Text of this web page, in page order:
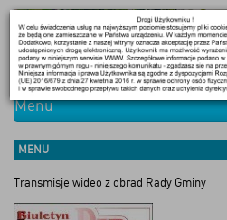
Menu
MENU
Transmisje wideo z obrad Rady Gminy